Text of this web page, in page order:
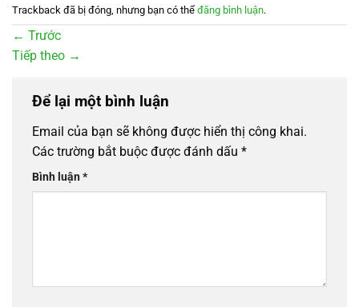
Trackback đã bị đóng, nhưng bạn có thể đăng bình luận.
← Trước
Tiếp theo →
Để lại một bình luận
Email của bạn sẽ không được hiển thị công khai.
Các trường bắt buộc được đánh dấu *
Bình luận*